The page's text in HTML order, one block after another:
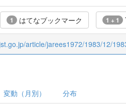
1 はてなブックマーク 1 + 1
article/jarees1972/1983/12/
変動（月別） 分布